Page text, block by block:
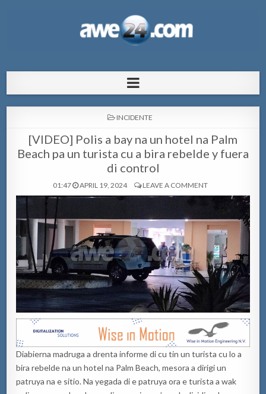
pa Aruba
POSTED
INCIDENTE
[VIDEO] Polis a bay na un hotel na Palm
Beach pa un turista cu a bira rebelde y fuera
di control
01:47 APRIL 19, 2024 LEAVE A COMMENT
Diabierna madruga a drenta informe di cu tin un turista cu lo a
bira rebelde na un hotel na Palm Beach, mesora a dirigi un
patruya na e sitio. Na yegada di e patruya ora e turista a wak